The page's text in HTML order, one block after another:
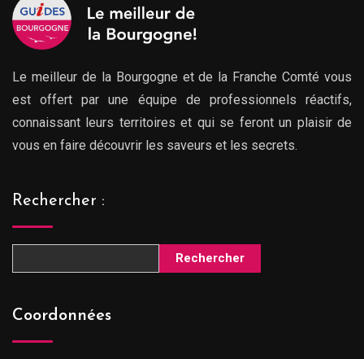
Le meilleur de la Bourgogne et de la Franche Comté vous
est offert par une équipe de professionnels réactifs,
connaissant leurs territoires et qui se feront un plaisir de
vous en faire découvrir les saveurs et les secrets.
Rechercher :
Rechercher
Coordonnées